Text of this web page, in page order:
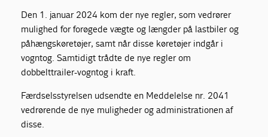
Den 1. januar 2024 kom der nye regler, som vedrører
mulighed for forøgede vægte og længder på lastbiler og
påhængskøretøjer, samt når disse køretøjer indgår i
vogntog. Samtidigt trådte de nye regler om
dobbelttrailer-vogntog i kraft.
Færdselsstyrelsen udsendte en Meddelelse nr. 2041
vedrørende de nye muligheder og administrationen af
disse.